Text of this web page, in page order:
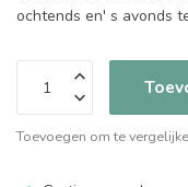
ochtends en' s avonds
Toevoegen om te